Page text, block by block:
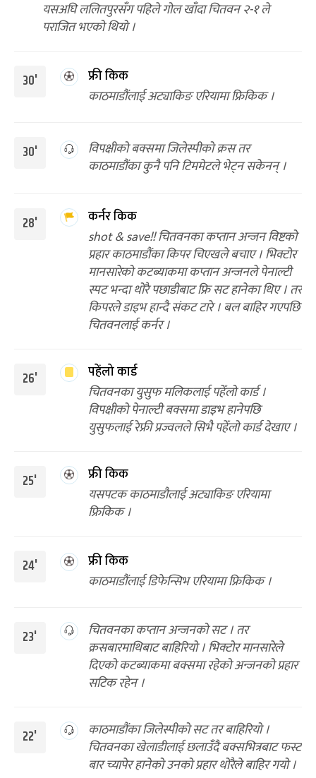
यसअघि ललितपुरसँग पहिले गोल खाँदा चितवन २-१ ले
पराजित भएको थियो ।
30'
फ्री किक
काठमाडौंलाई अट्याकिङ एरियामा फ्रिकिक ।
30'
विपक्षीको बक्समा जिलेस्पीको क्रस तर
काठमाडौंका कुनै पनि टिममेटले भेट्न सकेनन् ।
28'
कर्नर किक
shot & save!! चितवनका कप्तान अन्जन विष्टको
प्रहार काठमाडौंका किपर चिएखले बचाए । भिक्टोर
मानसारेको कटब्याकमा कप्तान अन्जनले पेनाल्टी
स्पट भन्दा थोरै पछाडीबाट फ्रि सट हानेका थिए । तर
किपरले डाइभ हान्दै संकट टारे । बल बाहिर गएपछि
चितवनलाई कर्नर ।
26'
पहेंलो कार्ड
चितवनका युसुफ मलिकलाई पहेँलो कार्ड ।
विपक्षीको पेनाल्टी बक्समा डाइभ हानेपछि
युसुफलाई रेफ्री प्रज्वलले सिभै पहेँलो कार्ड देखाए ।
25'
फ्री किक
यसपटक काठमाडौलाई अट्याकिङ एरियामा
फ्रिकिक ।
24'
फ्री किक
काठमाडौंलाई डिफेन्सिभ एरियामा फ्रिकिक ।
23'
चितवनका कप्तान अन्जनको सट । तर
क्रसबारमाथिबाट बाहिरियो । भिक्टोर मानसारेले
दिएको कटब्याकमा बक्समा रहेको अन्जनको प्रहार
सटिक रहेन ।
22'
काठमाडौंका जिलेस्पीको सट तर बाहिरियो ।
चितवनका खेलाडीलाई छलाउँदै बक्सभित्रबाट फस्ट
बार च्यापेर हानेको उनको प्रहार थोरैले बाहिर गयो ।